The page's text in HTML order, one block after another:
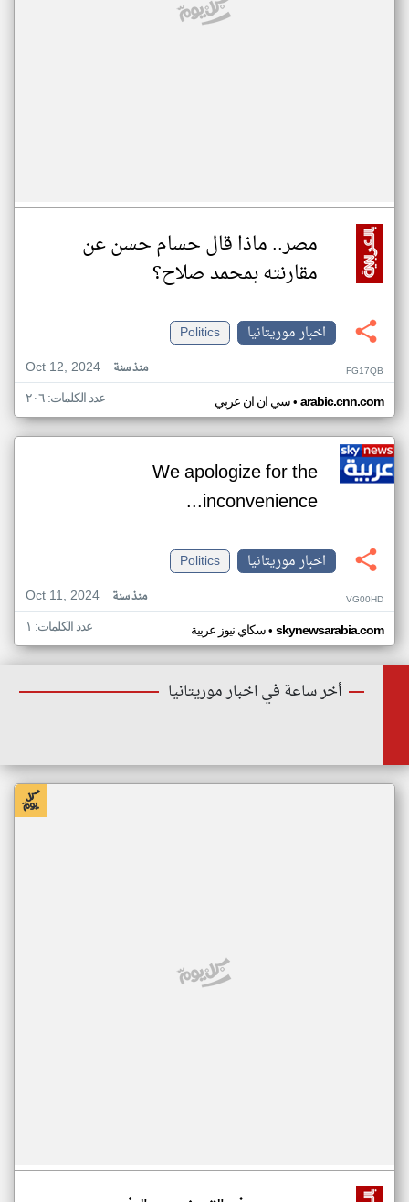
مصر.. ماذا قال حسام حسن عن
مقارنته بمحمد صلاح؟
اخبار موريتانيا
Politics
Oct 12, 2024
منذ سنة FG17QB
سي ان ان عربي• arabic.cnn.com عدد الكلمات: ٢٠٦
We apologize for the
inconvenience...
اخبار موريتانيا
Politics
Oct 11, 2024
منذ سنة VG00HD
سكاي نيوز عربية• skynewsarabia.com عدد الكلمات: ١
أخر ساعة في اخبار موريتانيا